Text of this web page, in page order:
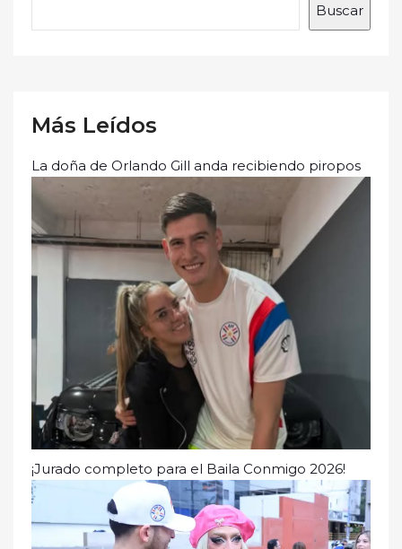
Buscar
Más Leídos
La doña de Orlando Gill anda recibiendo piropos
¡Jurado completo para el Baila Conmigo 2026!